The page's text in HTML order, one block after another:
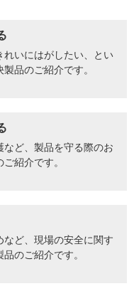
れいにはがしたい、とい
品のご紹介です。
など、製品を守る際のお
紹介です。
ど、現場の安全に関す
のご紹介です。